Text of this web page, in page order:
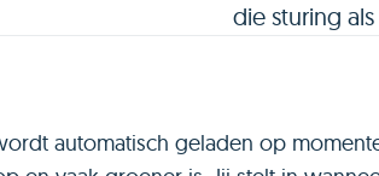
die sturing
automatisch geladen op